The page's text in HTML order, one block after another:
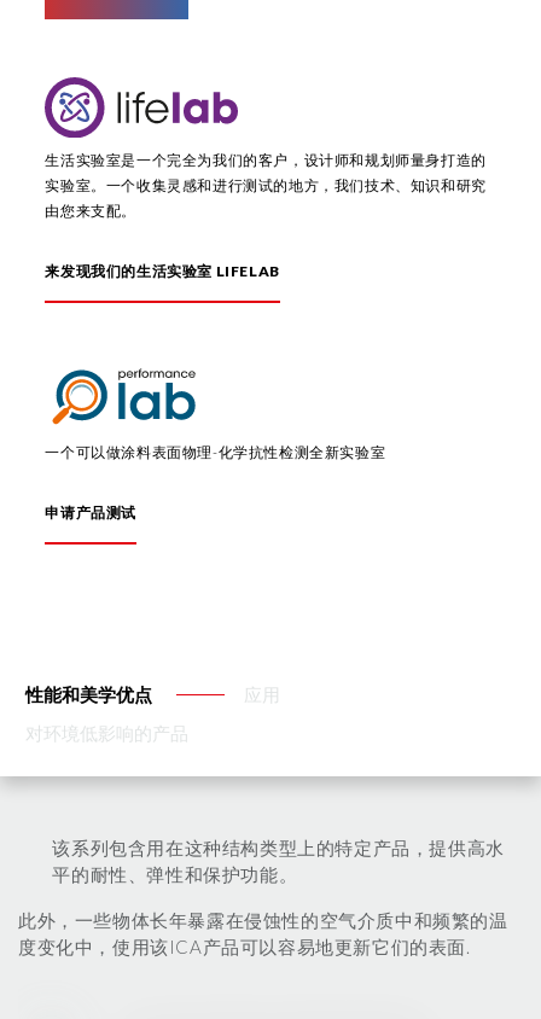
生活实验室是一个完全为我们的客户，设计师和规划师量身打造的
实验室。一个收集灵感和进行测试的地方，我们技术、知识和研究
由您来支配。
来发现我们的生活实验室 LIFELAB
一个可以做涂料表面物理-化学抗性检测全新实验室
申请产品测试
性能和美学优点
应用
对环境低影响的产品
该系列包含用在这种结构类型上的特定产品，提供高水
平的耐性、弹性和保护功能。
此外，一些物体长年暴露在侵蚀性的空气介质中和频繁的温
度变化中，使用该ICA产品可以容易地更新它们的表面.